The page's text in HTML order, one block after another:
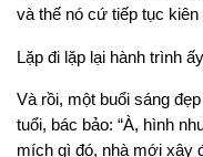
và thế nó cứ tiếp tục kiên
Lặp đi lặp lại hành trình
Và rồi, một buổi sáng
tuổi, bác bảo: “À, hình
mích gì đó, nhà mới xây